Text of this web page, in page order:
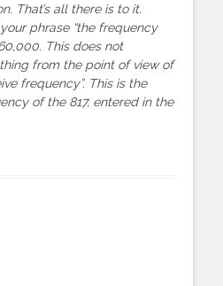
That’s all there is to it.
phrase “the frequency
This does not
from the point of view of
frequency”. This is the
of the 817, entered in the